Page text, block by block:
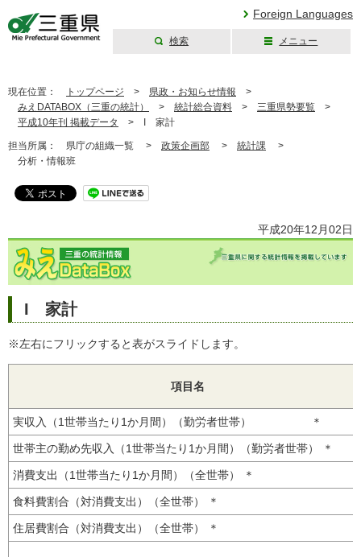
Foreign Languages
検索 メニュー
現在位置： トップページ > 県政・お知らせ情報 >
みえDATABOX（三重の統計）
> 統計総合資料 > 三重県勢要覧 >
平成10年刊 掲載データ
> I 家計
担当所属： 県庁の組織一覧 > 政策企画部 > 統計課 >
分析・情報班
平成20年12月02日
I 家計
※左右にフリックすると表がスライドします。
項目名
実収入（1世帯当たり1か月間）（勤労者世帯） ＊
世帯主の勤め先収入（1世帯当たり1か月間）（勤労者世帯） ＊
消費支出（1世帯当たり1か月間）（全世帯） ＊
食料費割合（対消費支出）（全世帯） ＊
住居費割合（対消費支出）（全世帯） ＊